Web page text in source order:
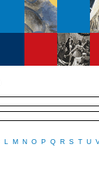
L M N O P Q R S T U